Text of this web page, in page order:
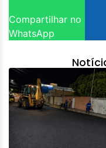
Compartilhar no
WhatsApp